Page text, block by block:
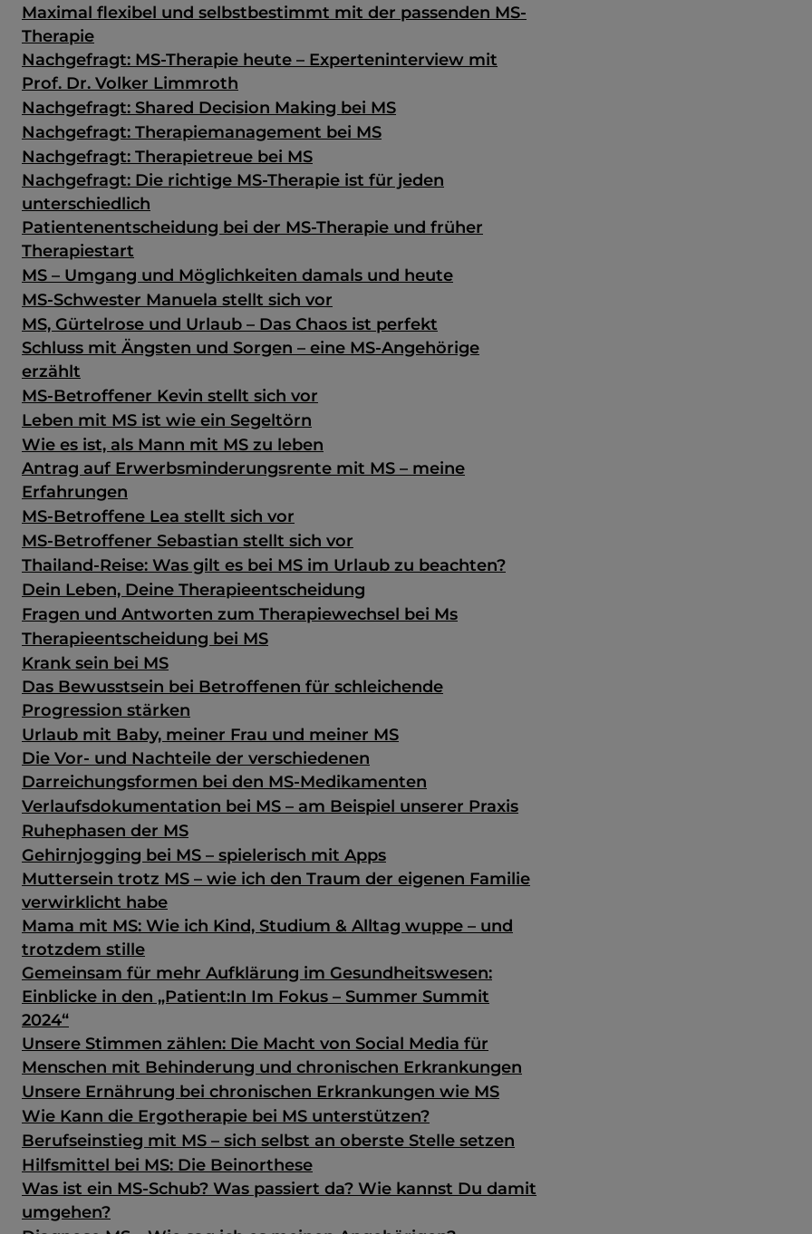
Maximal flexibel und selbstbestimmt mit der passenden MS-
Therapie
Nachgefragt: MS-Therapie heute – Experteninterview mit
Prof. Dr. Volker Limmroth
Nachgefragt: Shared Decision Making bei MS
Nachgefragt: Therapiemanagement bei MS
Nachgefragt: Therapietreue bei MS
Nachgefragt: Die richtige MS-Therapie ist für jeden
unterschiedlich
Patientenentscheidung bei der MS-Therapie und früher
Therapiestart
MS – Umgang und Möglichkeiten damals und heute
MS-Schwester Manuela stellt sich vor
MS, Gürtelrose und Urlaub – Das Chaos ist perfekt
Schluss mit Ängsten und Sorgen – eine MS-Angehörige
erzählt
MS-Betroffener Kevin stellt sich vor
Leben mit MS ist wie ein Segeltörn
Wie es ist, als Mann mit MS zu leben
Antrag auf Erwerbsminderungsrente mit MS – meine
Erfahrungen
MS-Betroffene Lea stellt sich vor
MS-Betroffener Sebastian stellt sich vor
Thailand-Reise: Was gilt es bei MS im Urlaub zu beachten?
Dein Leben, Deine Therapieentscheidung
Fragen und Antworten zum Therapiewechsel bei Ms
Therapieentscheidung bei MS
Krank sein bei MS
Das Bewusstsein bei Betroffenen für schleichende
Progression stärken
Urlaub mit Baby, meiner Frau und meiner MS
Die Vor- und Nachteile der verschiedenen
Darreichungsformen bei den MS-Medikamenten
Verlaufsdokumentation bei MS – am Beispiel unserer Praxis
Ruhephasen der MS
Gehirnjogging bei MS – spielerisch mit Apps
Muttersein trotz MS – wie ich den Traum der eigenen Familie
verwirklicht habe
Mama mit MS: Wie ich Kind, Studium & Alltag wuppe – und
trotzdem stille
Gemeinsam für mehr Aufklärung im Gesundheitswesen:
Einblicke in den „Patient:In Im Fokus – Summer Summit
2024“
Unsere Stimmen zählen: Die Macht von Social Media für
Menschen mit Behinderung und chronischen Erkrankungen
Unsere Ernährung bei chronischen Erkrankungen wie MS
Wie Kann die Ergotherapie bei MS unterstützen?
Berufseinstieg mit MS – sich selbst an oberste Stelle setzen
Hilfsmittel bei MS: Die Beinorthese
Was ist ein MS-Schub? Was passiert da? Wie kannst Du damit
umgehen?